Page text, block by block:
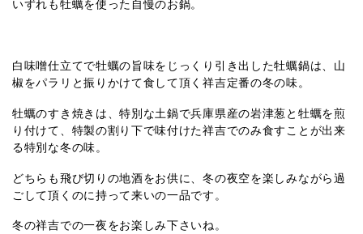
いずれも牡蠣を使った自慢のお鍋。
白味噌仕立てで牡蠣の旨味をじっくり引き出した牡蠣鍋は、山
椒をパラリと振りかけて食して頂く祥吉定番の冬の味。
牡蠣のすき焼きは、特別な土鍋で兵庫県産の岩津葱と牡蠣を煎
り付けて、特製の割り下で味付けた祥吉でのみ食すことが出来
る特別な冬の味。
どちらも飛び切りの地酒をお供に、冬の夜空を楽しみながら過
ごして頂くのに持って来いの一品です。
冬の祥吉での一夜をお楽しみ下さいね。